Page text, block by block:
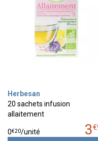
Herbesan
20 sachets infusion
allaitement
3€
0€20/unité